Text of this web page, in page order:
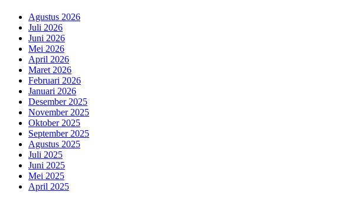
Agustus 2026
Juli 2026
Juni 2026
Mei 2026
April 2026
Maret 2026
Februari 2026
Januari 2026
Desember 2025
November 2025
Oktober 2025
September 2025
Agustus 2025
Juli 2025
Juni 2025
Mei 2025
April 2025